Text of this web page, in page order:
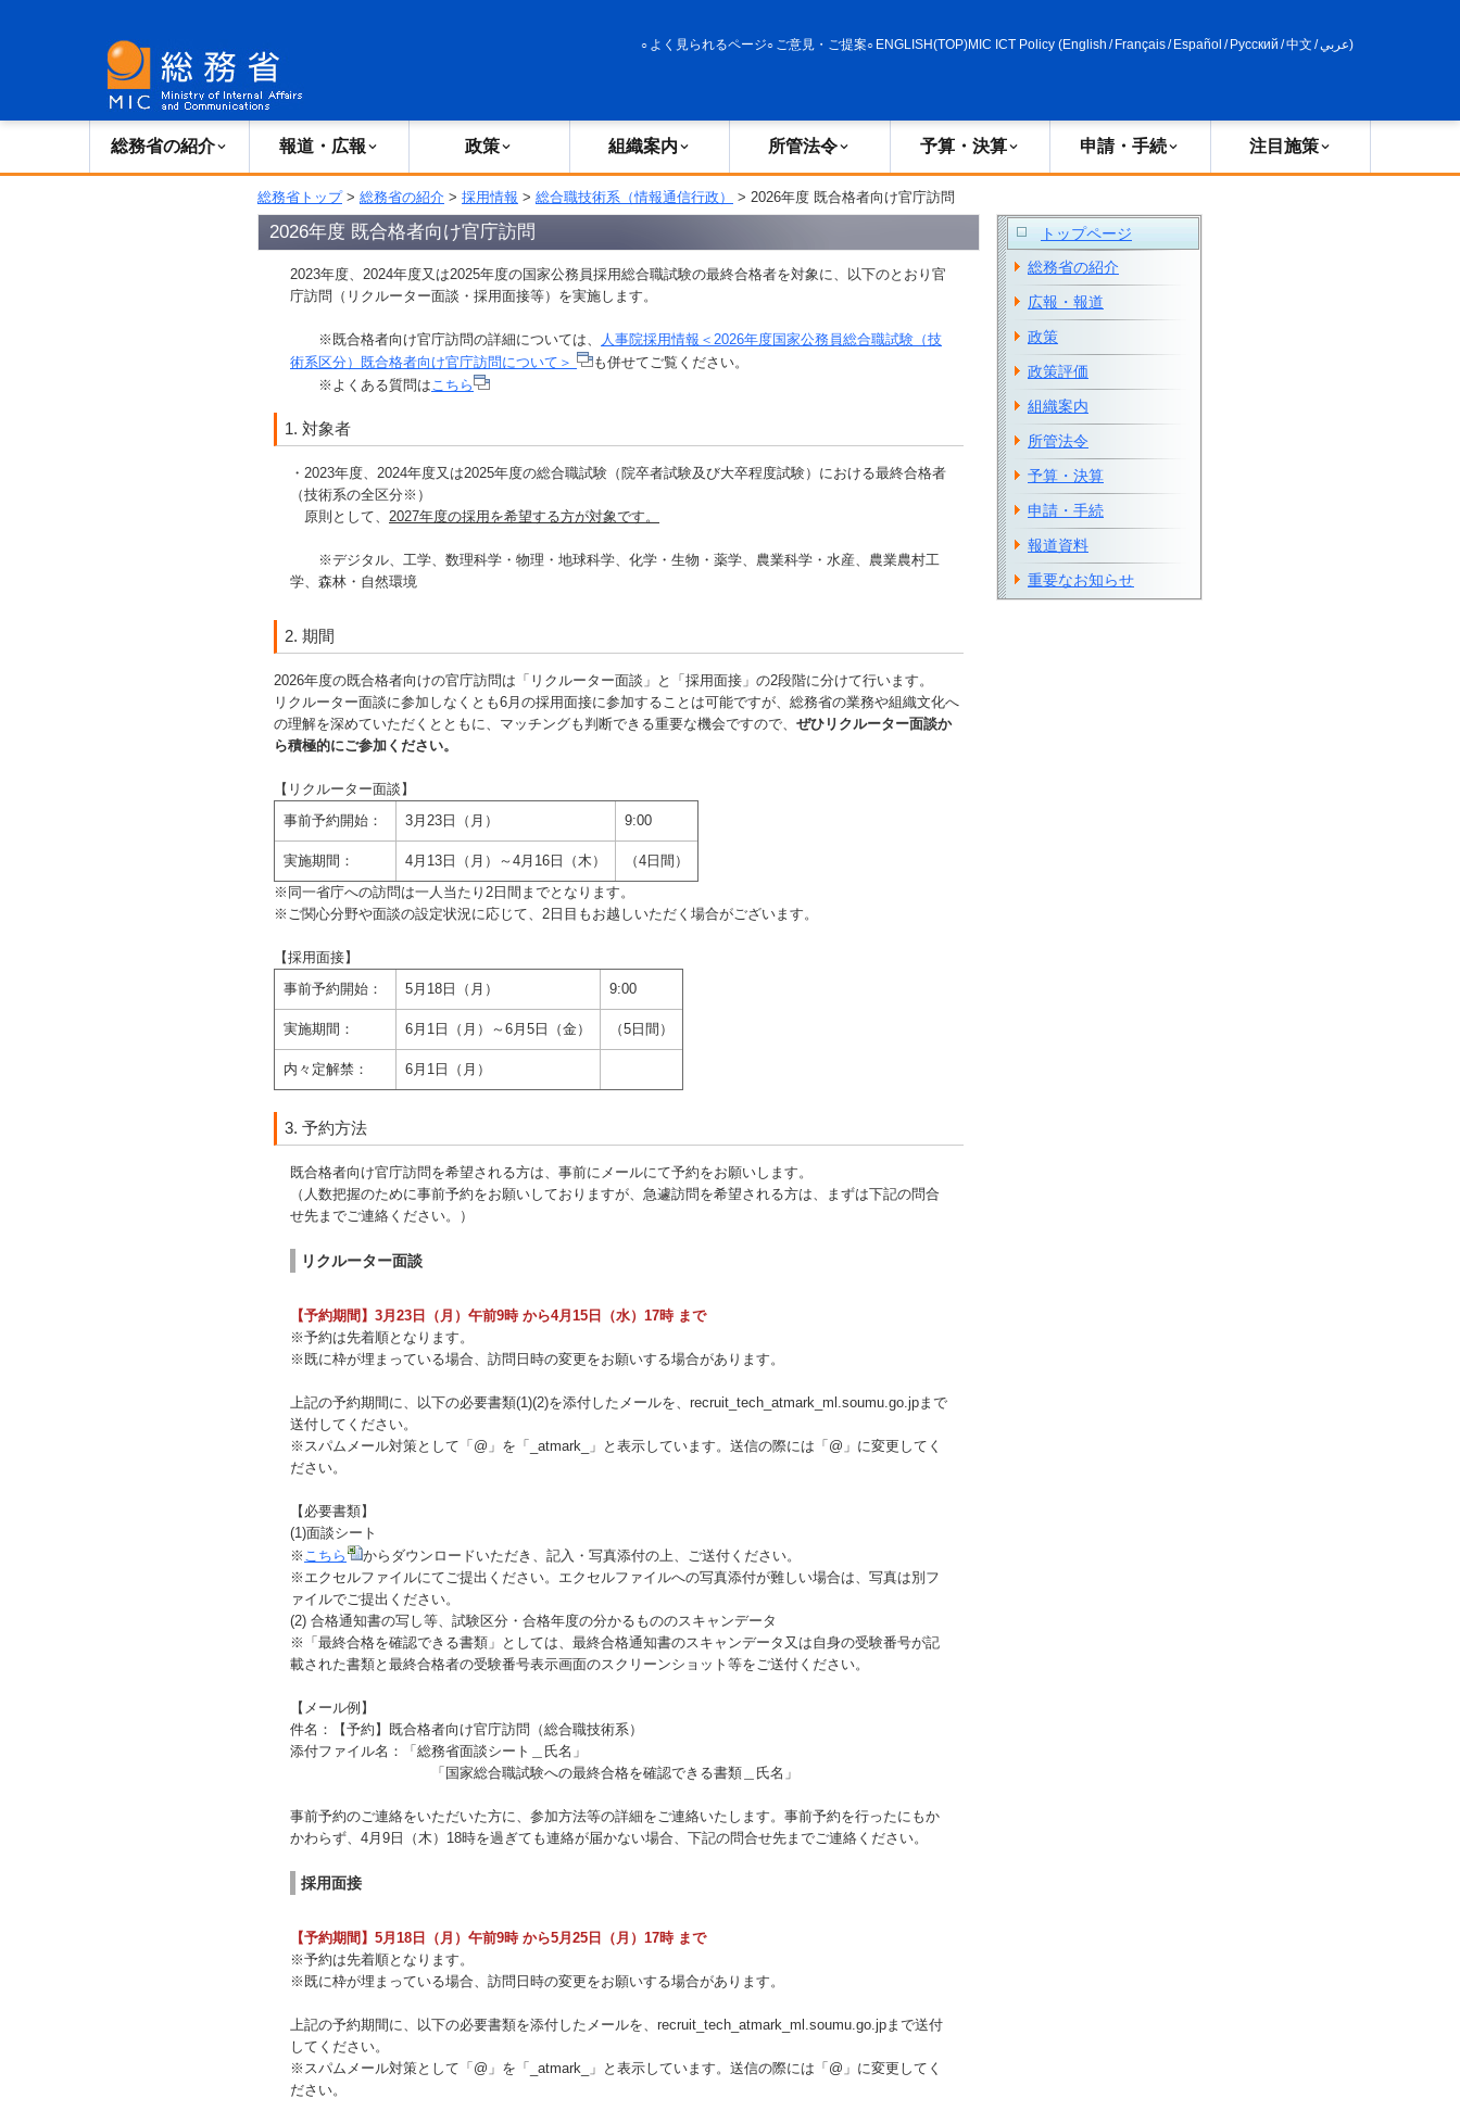
よく見られるページ ご意見・ご提案 ENGLISH(TOP)MIC ICT Policy (English / Français/ Español / Русский /中文 /عربي)
総務省の紹介 報道・広報 政策 組織案内 所管法令 予算・決算 申請・手続 注目施策
総務省トップ> 総務省の紹介 > 採用情報 > 総合職技術系（情報通信行政） > 2026年度 既合格者向け官庁訪問
2026年度 既合格者向け官庁訪問
2023年度、2024年度又は2025年度の国家公務員採用総合職試験の最終合格者を対象に、以下のとおり官
庁訪問（リクルーター面談・採用面接等）を実施します。
※既合格者向け官庁訪問の詳細については、
人事院採用情報＜2026年度国家公務員総合職試験（技
術系区分）既合格者向け官庁訪問について＞
も併せてご覧ください。
※よくある質問はこちら
1. 対象者
・2023年度、2024年度又は2025年度の総合職試験（院卒者試験及び大卒程度試験）における最終合格者
（技術系の全区分※）
原則として、 2027年度の採用を希望する方が対象です。
※デジタル、工学、数理科学・物理・地球科学、化学・生物・薬学、農業科学・水産、農業農村工
学、森林・自然環境
2. 期間
2026年度の既合格者向けの官庁訪問は「リクルーター面談」と「採用面接」の2段階に分けて行います。
リクルーター面談に参加しなくとも6月の採用面接に参加することは可能ですが、総務省の業務や組織文化へ
の理解を深めていただくとともに、マッチングも判断できる重要な機会ですので、 ぜひリクルーター面談か
ら積極的にご参加ください。
【リクルーター面談】
事前予約開始：
3月23日（月） 9:00
実施期間： 4月13日（月）～4月16日（木）
（4日間）
※同一省庁への訪問は一人当たり2日間までとなります。
※ご関心分野や面談の設定状況に応じて、2日目もお越しいただく場合がございます。
【採用面接】
事前予約開始：
5月18日（月） 9:00
実施期間： 6月1日（月）～6月5日（金） （5日間）
内々定解禁： 6月1日（月）
3. 予約方法
既合格者向け官庁訪問を希望される方は、事前にメールにて予約をお願いします。
（人数把握のために事前予約をお願いしておりますが、急遽訪問を希望される方は、まずは下記の問合
せ先までご連絡ください。）
リクルーター面談
【予約期間】3月23日（月）午前9時 から4月15日（水）17時 まで
※予約は先着順となります。
※既に枠が埋まっている場合、訪問日時の変更をお願いする場合があります。
上記の予約期間に、以下の必要書類(1)(2)を添付したメールを、recruit_tech_atmark_ml.soumu.go.jpまで
送付してください。
※スパムメール対策として「@」を「_atmark_」と表示しています。送信の際には「@」に変更してく
ださい。
【必要書類】
(1)面談シート
※ こちら
からダウンロードいただき、記入・写真添付の上、ご送付ください。
※エクセルファイルにてご提出ください。エクセルファイルへの写真添付が難しい場合は、写真は別フ
ァイルでご提出ください。
(2) 合格通知書の写し等、試験区分・合格年度の分かるもののスキャンデータ
※「最終合格を確認できる書類」としては、最終合格通知書のスキャンデータ又は自身の受験番号が記
載された書類と最終合格者の受験番号表示画面のスクリーンショット等をご送付ください。
【メール例】
件名：【予約】既合格者向け官庁訪問（総合職技術系）
添付ファイル名：「総務省面談シート＿氏名」
「国家総合職試験への最終合格を確認できる書類＿氏名」
事前予約のご連絡をいただいた方に、参加方法等の詳細をご連絡いたします。事前予約を行ったにもか
かわらず、4月9日（木）18時を過ぎても連絡が届かない場合、下記の問合せ先までご連絡ください。
採用面接
【予約期間】5月18日（月）午前9時 から5月25日（月）17時 まで
※予約は先着順となります。
※既に枠が埋まっている場合、訪問日時の変更をお願いする場合があります。
上記の予約期間に、以下の必要書類を添付したメールを、recruit_tech_atmark_ml.soumu.go.jpまで送付
してください。
※スパムメール対策として「@」を「_atmark_」と表示しています。送信の際には「@」に変更してく
ださい。
トップページ
総務省の紹介
広報・報道
政策
政策評価
組織案内
所管法令
予算・決算
申請・手続
報道資料
重要なお知らせ